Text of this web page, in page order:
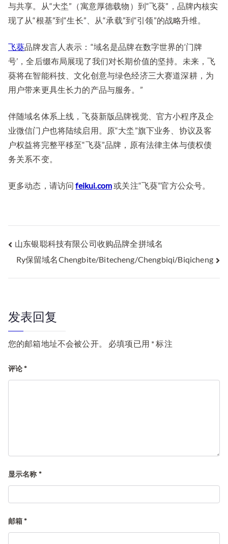
与共享。从“大坔”（寓意厚德载物）到“飞葵”，品牌内核实
现了从“根基”到“生长”、从“承载”到“引领”的战略升维。
飞葵品牌发言人表示：“域名是品牌在数字世界的‘门牌
号’，全后缀布局展现了我们对长期价值的坚持。未来，飞
葵将在智能科技、文化创意与绿色经济三大赛道深耕，为
用户带来更具生长力的产品与服务。”
伴随域名体系上线，飞葵新版品牌视觉、官方小程序及企
业微信门户也将陆续启用。原“大坔”旗下业务、协议及客
户权益将完整平移至“飞葵”品牌，原有法律主体与债权债
务关系不变。
更多动态，请访问feikui.com或关注“飞葵”官方公众号。
文
章
航
山东银聪科技有限公司收购品牌全拼域名
Ry保留域名Chengbite/Bitecheng/Chengbiqi/Biqicheng
发表回复
您的邮箱地址不会被公开。 必填项已用 *标注
评论*
显示名称 *
邮箱*